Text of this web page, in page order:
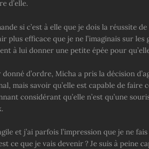
d’elle.
si c’est à elle que je dois la réussite
plus efficace que je ne l’imaginais sur
à lui donner une petite épée pour
donné d’ordre, Micha a pris la décision
mais savoir qu’elle est capable de faire
considérant qu’elle n’est qu’une
et j’ai parfois l’impression que je ne
ce que je vais devenir ? Je suis à peine